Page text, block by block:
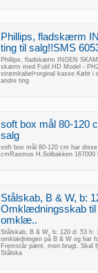
Phillips, fladskærm
ting til salg!!SMS
Phillips, fladskærm INGEN
skærm med Fuld HD Model -
strømkabel+orginal kasse Købt i
andre ting
soft box mål 80-120
salg
soft box mål 80-120 cm har
cmRasmus H.Solbakken 167000
Stålskab, B & W, b:
Omklædningsskab til
omklæ..
Stålskab, B & W, b: 120 d: 53 h:
omklædningen på B & W og har
Fremstår pænt, men brugt. Skal
Stålska